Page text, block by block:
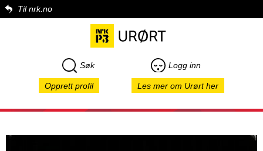
Til nrk.no
Søk Logg inn
Opprett profil Les mer om Urørt her